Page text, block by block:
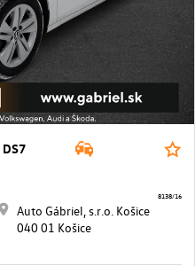
Auto Gábriel, s.r.o. Košice
040 01 Košice
8138/16